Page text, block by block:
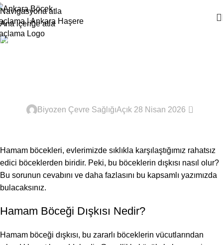
Navigasyona atla
Ana içeriğe atla
Ana Sayfa
Biyozen Çevre SağlığıAçık 28 Nisan 2026 0
Hamam böcekleri, evlerimizde sıklıkla karşılaştığımız rahatsız
edici böceklerden biridir. Peki, bu böceklerin dışkısı nasıl olur?
Bu sorunun cevabını ve daha fazlasını bu kapsamlı yazımızda
bulacaksınız.
Hamam Böceği Dışkısı Nedir?
Hamam böceği dışkısı, bu zararlı böceklerin vücutlarından